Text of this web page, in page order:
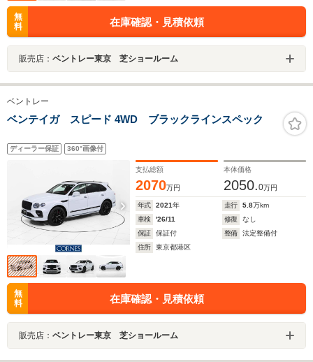
無
料
在庫確認・見積依頼
販売店： ベントレー東京 芝ショールーム
ベントレー
ベンテイガ スピード 4WD ブラックラインスペック
ディーラー保証 360°画像付
支払総額
2070万円
本体価格
2050.0万円
年式 2021年 走行 5.8万km
車検
'26/11 修復
なし
保証
保証付 整備
法定整備付
住所
東京都港区
無
料
在庫確認・見積依頼
販売店： ベントレー東京 芝ショールーム